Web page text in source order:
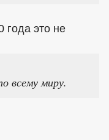
года это не
всему миру.